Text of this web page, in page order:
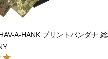
A-HANK プリントバンダナ